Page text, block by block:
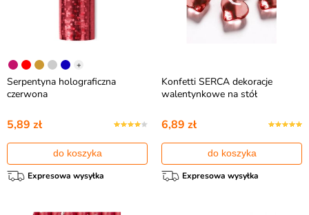
+
Serpentyna holograficzna
czerwona
5,89 zł
do koszyka
Expresowa wysyłka
Konfetti SERCA dekoracje
walentynkowe na stół
6,89 zł
do koszyka
Expresowa wysyłka